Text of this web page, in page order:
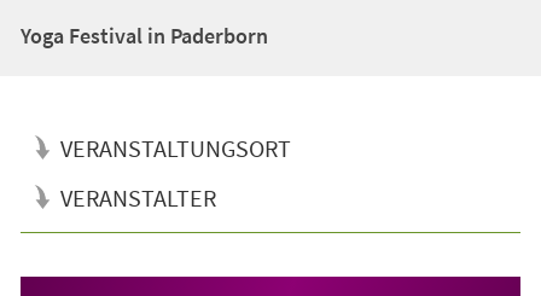
Yoga Festival in Paderborn
VERANSTALTUNGSORT
VERANSTALTER